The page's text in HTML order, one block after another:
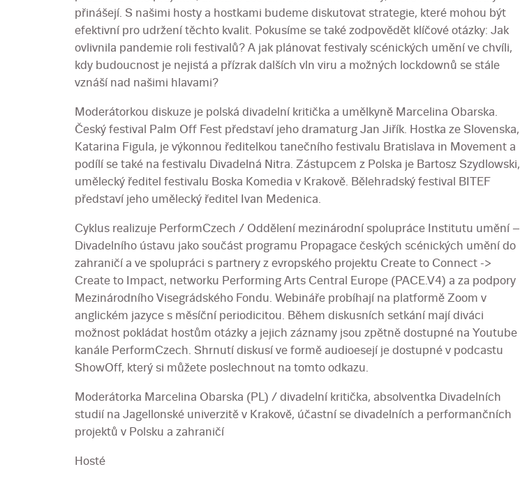
přinášejí. S našimi hosty a hostkami budeme diskutovat strategie, které mohou být
efektivní pro udržení těchto kvalit. Pokusíme se také zodpovědět klíčové otázky: Jak
ovlivnila pandemie roli festivalů? A jak plánovat festivaly scénických umění ve chvíli,
kdy budoucnost je nejistá a přízrak dalších vln viru a možných lockdownů se stále
vznáší nad našimi hlavami?
Moderátorkou diskuze je polská divadelní kritička a umělkyně Marcelina Obarska.
Český festival Palm Off Fest představí jeho dramaturg Jan Jiřík. Hostka ze Slovenska,
Katarina Figula, je výkonnou ředitelkou tanečního festivalu Bratislava in Movement a
podílí se také na festivalu Divadelná Nitra. Zástupcem z Polska je Bartosz Szydlowski,
umělecký ředitel festivalu Boska Komedia v Krakově. Bělehradský festival BITEF
představí jeho umělecký ředitel Ivan Medenica.
Cyklus realizuje PerformCzech / Oddělení mezinárodní spolupráce Institutu umění –
Divadelního ústavu jako součást programu Propagace českých scénických umění do
zahraničí a ve spolupráci s partnery z evropského projektu Create to Connect ->
Create to Impact, networku Performing Arts Central Europe (PACE.V4) a za podpory
Mezinárodního Visegrádského Fondu. Webináře probíhají na platformě Zoom v
anglickém jazyce s měsíční periodicitou. Během diskusních setkání mají diváci
možnost pokládat hostům otázky a jejich záznamy jsou zpětně dostupné na Youtube
kanále PerformCzech. Shrnutí diskusí ve formě audioesejí je dostupné v podcastu
ShowOff, který si můžete poslechnout na tomto odkazu.
Moderátorka Marcelina Obarska (PL) / divadelní kritička, absolventka Divadelních
studií na Jagellonské univerzitě v Krakově, účastní se divadelních a performančních
projektů v Polsku a zahraničí
Hosté